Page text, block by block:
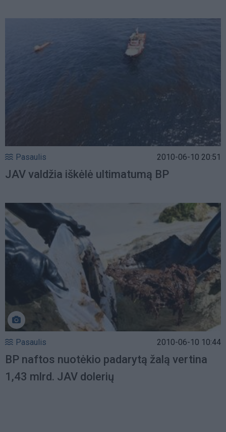
Pasaulis 2010-06-10 20:51
JAV valdžia iškėlė ultimatumą BP
Pasaulis 2010-06-10 10:44
BP naftos nuotėkio padarytą žalą vertina
1,43 mlrd. JAV dolerių